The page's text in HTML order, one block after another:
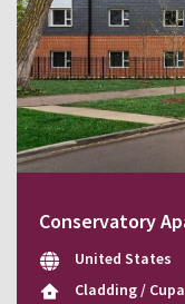
Conservatory
United States
Cladding /